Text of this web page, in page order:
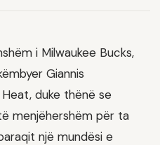
i Milwaukee Bucks,
Giannis
duke thënë se
menjëhershëm për ta
një mundësi e